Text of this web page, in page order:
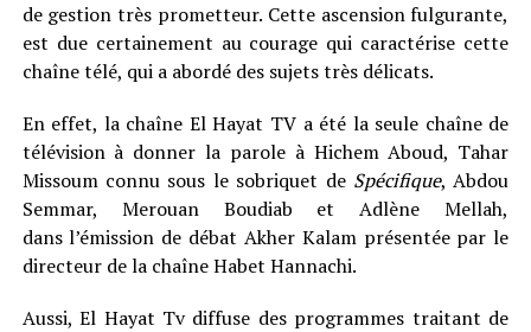
de gestion très prometteur. Cette ascension fulgurante,
est due certainement au courage qui caractérise cette
chaîne télé, qui a abordé des sujets très délicats.
En effet, la chaîne El Hayat TV a été la seule chaîne de
télévision à donner la parole à Hichem Aboud, Tahar
Missoum connu sous le sobriquet de Spécifique, Abdou
Semmar, Merouan Boudiab et Adlène Mellah,
dans l’émission de débat Akher Kalam présentée par le
directeur de la chaîne Habet Hannachi.
Aussi, El Hayat Tv diffuse des programmes traitant de